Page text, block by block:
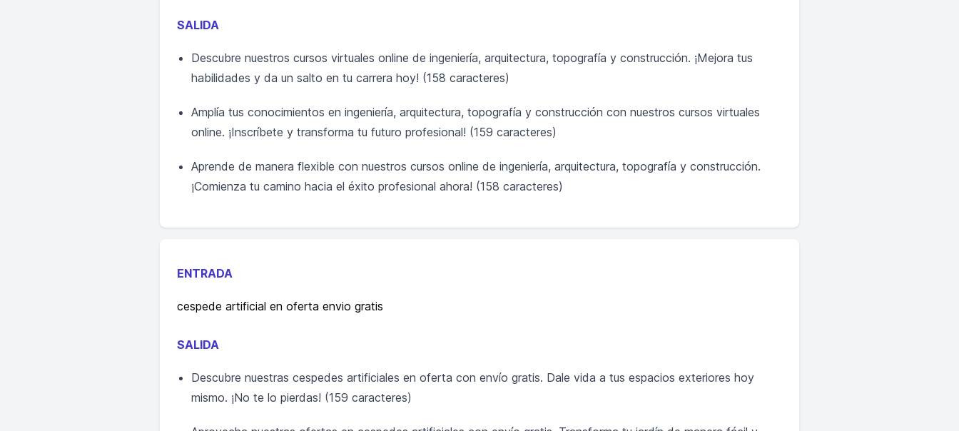
SALIDA
Descubre nuestros cursos virtuales online de ingeniería, arquitectura, topografía y construcción. ¡Mejora tus
habilidades y da un salto en tu carrera hoy! (158 caracteres)
Amplía tus conocimientos en ingeniería, arquitectura, topografía y construcción con nuestros cursos virtuales
online. ¡Inscríbete y transforma tu futuro profesional! (159 caracteres)
Aprende de manera flexible con nuestros cursos online de ingeniería, arquitectura, topografía y construcción.
¡Comienza tu camino hacia el éxito profesional ahora! (158 caracteres)
ENTRADA
cespede artificial en oferta envio gratis
SALIDA
Descubre nuestras cespedes artificiales en oferta con envío gratis. Dale vida a tus espacios exteriores hoy
mismo. ¡No te lo pierdas! (159 caracteres)